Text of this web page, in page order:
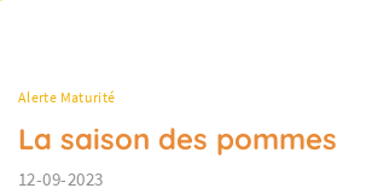
Alerte Maturité
La saison des pommes
12-09-2023